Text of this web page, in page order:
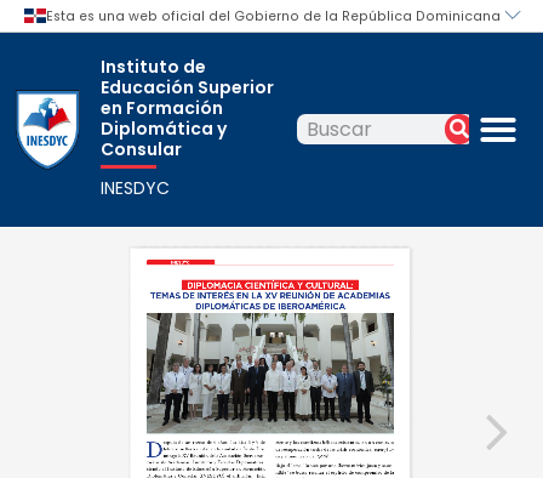
Instituto de
Educación Superior
en Formación
Diplomática y
Consular
INESDYC
Buscar Buscar